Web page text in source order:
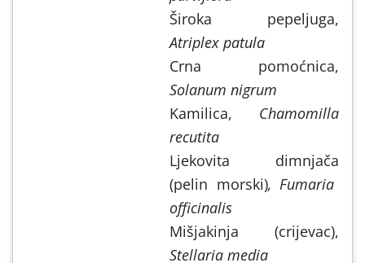
Široka pepeljuga,
Atriplex patula
Crna pomoćnica,
Solanum nigrum
Kamilica, Chamomilla
recutita
Ljekovita dimnjača
(pelin morski), Fumaria
officinalis
Mišjakinja (crijevac),
Stellaria media